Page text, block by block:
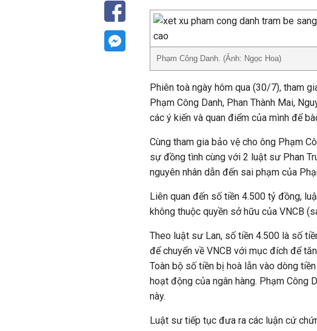
Phạm Công Danh. (Ảnh: Ngọc Hoa)
Phiên toà ngày hôm qua (30/7), tham
Phạm Công Danh, Phan Thành Mai,
các ý kiến và quan điểm của mình để
Cùng tham gia bảo vệ cho ông Phạm
sự đồng tình cùng với 2 luật sư Phan
nguyên nhân dẫn đến sai phạm của
Liên quan đến số tiền 4.500 tỷ đồng,
không thuộc quyền sở hữu của VNCB
Theo luật sư Lan, số tiền 4.500 là số
để chuyển về VNCB với mục đích để
Toàn bộ số tiền bị hoà lẫn vào dòng
hoạt động của ngân hàng. Phạm Công
này.
Luật sư tiếp tục đưa ra các luận cứ